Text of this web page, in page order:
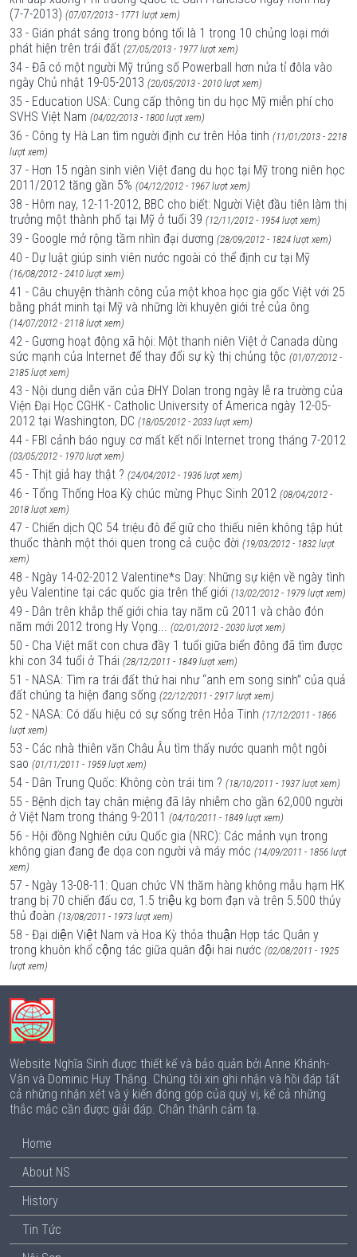
(7-7-2013) (07/07/2013 - 1771 lượt xem)
33 - Gián phát sáng trong bóng tối là 1 trong 10 chủng loại mới
phát hiện trên trái đất (27/05/2013 - 1977 lượt xem)
34 - Đã có một người Mỹ trúng số Powerball hơn nửa tỉ đôla vào
ngày Chủ nhật 19-05-2013 (20/05/2013 - 2010 lượt xem)
35 - Education USA: Cung cấp thông tin du học Mỹ miễn phí cho
SVHS Việt Nam (04/02/2013 - 1800 lượt xem)
36 - Công ty Hà Lan tìm người định cư trên Hỏa tinh (11/01/2013 - 2218
lượt xem)
37 - Hơn 15 ngàn sinh viên Việt đang du học tại Mỹ trong niên học
2011/2012 tăng gần 5% (04/12/2012 - 1967 lượt xem)
38 - Hôm nay, 12-11-2012, BBC cho biết: Người Việt đầu tiên làm thị
trưởng một thành phố tại Mỹ ở tuổi 39 (12/11/2012 - 1954 lượt xem)
39 - Google mở rộng tầm nhìn đại dương (28/09/2012 - 1824 lượt xem)
40 - Dự luật giúp sinh viên nước ngoài có thể định cư tại Mỹ
(16/08/2012 - 2410 lượt xem)
41 - Câu chuyện thành công của một khoa học gia gốc Việt với 25
bằng phát minh tại Mỹ và những lời khuyên giới trẻ của ông
(14/07/2012 - 2118 lượt xem)
42 - Gương hoạt động xã hội: Một thanh niên Việt ở Canada dùng
sức mạnh của Internet để thay đổi sự kỳ thị chủng tộc (01/07/2012 -
2185 lượt xem)
43 - Nội dung diễn văn của ĐHY Dolan trong ngày lễ ra trường của
Viện Đại Học CGHK - Catholic University of America ngày 12-05-
2012 tại Washington, DC (18/05/2012 - 2033 lượt xem)
44 - FBI cảnh báo nguy cơ mất kết nối Internet trong tháng 7-2012
(03/05/2012 - 1970 lượt xem)
45 - Thịt giả hay thật ? (24/04/2012 - 1936 lượt xem)
46 - Tổng Thống Hoa Kỳ chúc mừng Phục Sinh 2012 (08/04/2012 -
2018 lượt xem)
47 - Chiến dịch QC 54 triệu đô để giữ cho thiếu niên không tập hút
thuốc thành một thói quen trong cả cuộc đời (19/03/2012 - 1832 lượt
xem)
48 - Ngày 14-02-2012 Valentine*s Day: Những sự kiện về ngày tình
yêu Valentine tại các quốc gia trên thế giới (13/02/2012 - 1979 lượt xem)
49 - Dân trên khắp thế giới chia tay năm cũ 2011 và chào đón
năm mới 2012 trong Hy Vọng... (02/01/2012 - 2030 lượt xem)
50 - Cha Việt mất con chưa đầy 1 tuổi giữa biển đông đã tìm được
khi con 34 tuổi ở Thái (28/12/2011 - 1849 lượt xem)
51 - NASA: Tìm ra trái đất thứ hai như “anh em song sinh” của quả
đất chúng ta hiện đang sống (22/12/2011 - 2917 lượt xem)
52 - NASA: Có dấu hiệu có sự sống trên Hỏa Tinh (17/12/2011 - 1866
lượt xem)
53 - Các nhà thiên văn Châu Âu tìm thấy nước quanh một ngôi
sao (01/11/2011 - 1959 lượt xem)
54 - Dân Trung Quốc: Không còn trái tim ? (18/10/2011 - 1937 lượt xem)
55 - Bệnh dịch tay chân miệng đã lây nhiễm cho gần 62,000 người
ở Việt Nam trong tháng 9-2011 (04/10/2011 - 1849 lượt xem)
56 - Hội đồng Nghiên cứu Quốc gia (NRC): Các mảnh vụn trong
không gian đang đe dọa con người và máy móc (14/09/2011 - 1856 lượt
xem)
57 - Ngày 13-08-11: Quan chức VN thăm hàng không mẫu hạm HK
trang bị 70 chiến đấu cơ, 1.5 triệu kg bom đạn và trên 5.500 thủy
thủ đoàn (13/08/2011 - 1973 lượt xem)
58 - Đại diện Việt Nam và Hoa Kỳ thỏa thuận Hợp tác Quân y
trong khuôn khổ cộng tác giữa quân đội hai nước (02/08/2011 - 1925
lượt xem)
Website Nghĩa Sinh được thiết kế và bảo quản bởi Anne Khánh-
Vân và Dominic Huy Thắng. Chúng tôi xin ghi nhận và hồi đáp tất
cả những nhận xét và ý kiến đóng góp của quý vị, kể cả những
thắc mắc cần được giải đáp. Chân thành cảm tạ.
Home
About NS
History
Tin Tức